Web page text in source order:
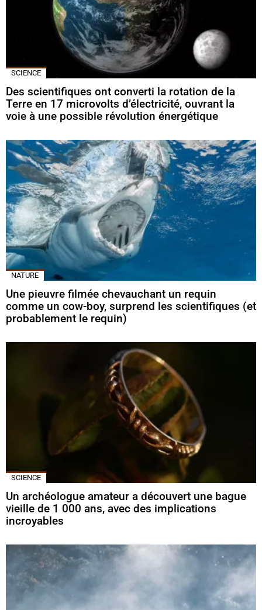
SCIENCE
Des scientifiques ont converti la rotation de la
Terre en 17 microvolts d’électricité, ouvrant la
voie à une possible révolution énergétique
NATURE
Une pieuvre filmée chevauchant un requin
comme un cow-boy, surprend les scientifiques (et
probablement le requin)
SCIENCE
Un archéologue amateur a découvert une bague
vieille de 1 000 ans, avec des implications
incroyables